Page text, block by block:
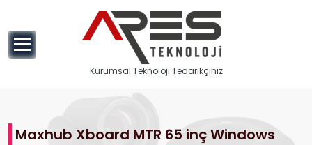
Kurumsal Teknoloji Tedarikçiniz
Maxhub Xboard MTR 65 inç Windows